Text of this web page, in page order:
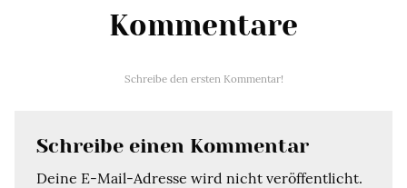
Kommentare
Schreibe den ersten Kommentar!
Schreibe einen Kommentar
Deine E-Mail-Adresse wird nicht veröffentlicht.